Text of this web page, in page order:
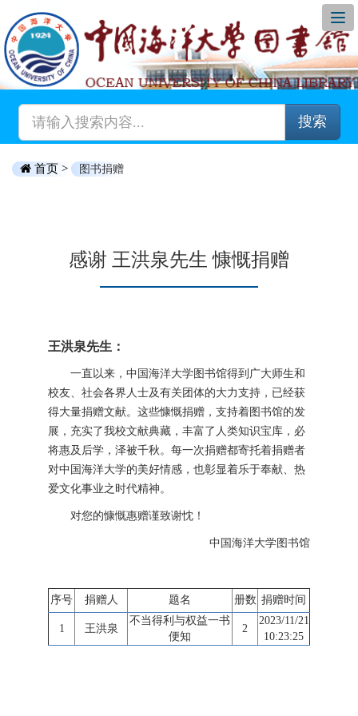
搜索
首页 > 图书捐赠
感谢 王洪泉先生 慷慨捐赠
王洪泉先生：
一直以来，中国海洋大学图书馆得到广大师生和
校友、社会各界人士及有关团体的大力支持，已经获
得大量捐赠文献。这些慷慨捐赠，支持着图书馆的发
展，充实了我校文献典藏，丰富了人类知识宝库，必
将惠及后学，泽被千秋。每一次捐赠都寄托着捐赠者
对中国海洋大学的美好情感，也彰显着乐于奉献、热
爱文化事业之时代精神。
对您的慷慨惠赠谨致谢忱！
中国海洋大学图书馆
序号 捐赠人 题名 册数 捐赠时间
1 王洪泉
不当得利与权益一书
便知
2
2023/11/21
10:23:25